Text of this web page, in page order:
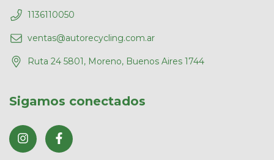
1136110050
ventas@autorecycling.com.ar
Ruta 24 5801, Moreno, Buenos Aires 1744
Sigamos conectados